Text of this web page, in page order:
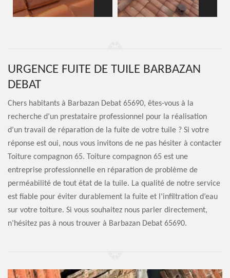
URGENCE FUITE DE TUILE BARBAZAN
DEBAT
Chers habitants à Barbazan Debat 65690, êtes-vous à la
recherche d’un prestataire professionnel pour la réalisation
d’un travail de réparation de la fuite de votre tuile ? Si votre
réponse est oui, nous vous invitons de ne pas hésiter à contacter
Toiture compagnon 65. Toiture compagnon 65 est une
entreprise professionnelle en réparation de problème de
perméabilité de tout état de la tuile. La qualité de notre service
est fiable pour éviter durablement la fuite et l’infiltration d’eau
sur votre toiture. Si vous souhaitez nous parler directement,
n’hésitez pas à nous trouver à Barbazan Debat 65690.